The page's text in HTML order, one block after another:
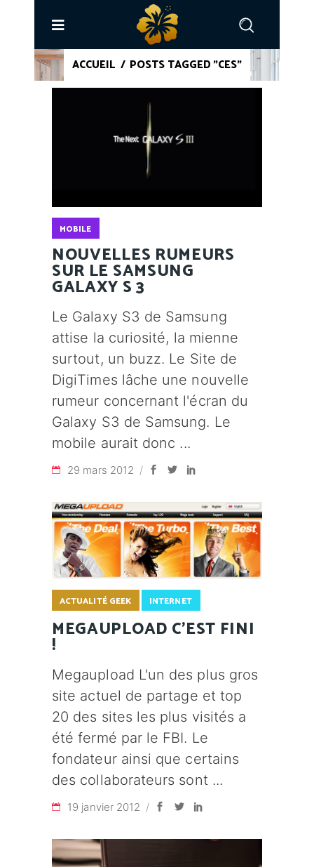
ACCUEIL / POSTS TAGGED "CES"
MOBILE
NOUVELLES RUMEURS
SUR LE SAMSUNG
GALAXY S 3
Le Galaxy S3 de Samsung
attise la curiosité, la mienne
surtout, un buzz. Le Site de
DigiTimes lâche une nouvelle
rumeur concernant l'écran du
Galaxy S3 de Samsung. Le
mobile aurait donc
29 mars 2012
ACTUALITÉ GEEK INTERNET
MEGAUPLOAD C'EST FINI
!
Megaupload L'un des plus gros
site actuel de partage et top
20 des sites les plus visités a
été fermé par le FBI. Le
fondateur ainsi que certains
des collaborateurs sont
19 janvier 2012